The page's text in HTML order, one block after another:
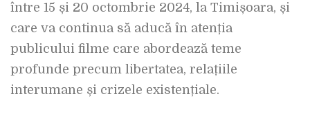
între 15 și 20 octombrie 2024, la Timișoara, și
care va continua să aducă în atenția
publicului filme care abordează teme
profunde precum libertatea, relațiile
interumane și crizele existențiale.